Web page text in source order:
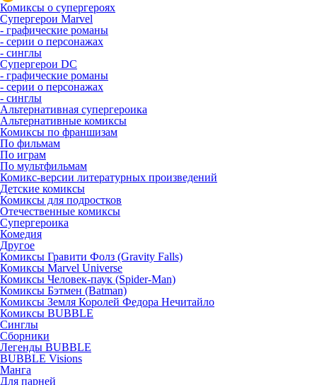
Комиксы о супергероях
Супергерои Marvel
- графические романы
- серии о персонажах
- синглы
Супергерои DC
- графические романы
- серии о персонажах
- синглы
Альтернативная супергероика
Альтернативные комиксы
Комиксы по франшизам
По фильмам
По играм
По мультфильмам
Комикс-версии литературных произведений
Детские комиксы
Комиксы для подростков
Отечественные комиксы
Супергероика
Комедия
Другое
Комиксы Гравити Фолз (Gravity Falls)
Комиксы Marvel Universe
Комиксы Человек-паук (Spider-Man)
Комиксы Бэтмен (Batman)
Комиксы Земля Королей Федора Нечитайло
Комиксы BUBBLE
Синглы
Сборники
Легенды BUBBLE
BUBBLE Visions
Манга
Для парней